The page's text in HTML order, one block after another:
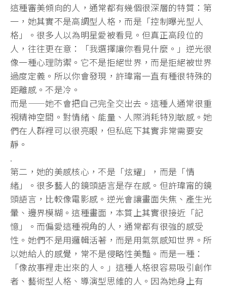
這種審美傾向的人，通常都有幾個很深層的特質：第
一，她其實不是高調型人格，而是「控制曝光型人
格」。很多人以為明星愛被看見。但真正高段位的
人，往往更在意：「我選擇讓你看見什麼。」逆光很
像一種心理防禦。它不是拒絕世界，而是拒絕被世界
過度定義。所以你會發現，許瑋甯一直有種很特殊的
距離感。不是冷。
而是——她不會把自己完全交出去。這種人通常很重
視精神空間。對情緒、能量、人際消耗特別敏感。她
們在人群裡可以很亮眼，但私底下其實非常需要安
靜。
.
第二，她的美感核心，不是「炫耀」，而是「情
緒」。很多藝人的鏡頭語言是存在感。但許瑋甯的鏡
頭語言，比較像電影感。逆光會讓畫面失焦、產生光
暈、邊界模糊。這種畫面，本質上其實很接近「記
憶」。而偏愛這種視角的人，通常都有很強的感受
性。她們不是用邏輯活著，而是用氣氛感知世界。所
以她給人的感覺，常不是侵略性美豔。而是一種：
「像故事裡走出來的人。」這種人格很容易吸引創作
者、藝術型人格、導演型思維的人。因為她身上有